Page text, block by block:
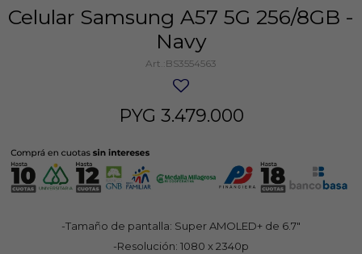
Celular Samsung A57 5G 256/8GB -
Navy
BS3554563
PYG 3.479.000
-Tamaño de pantalla: Super AMOLED+ de 6.7"
-Resolución: 1080 x 2340p